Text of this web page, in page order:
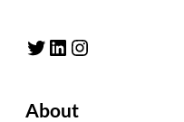
Twitter LinkedIn Instagram
About